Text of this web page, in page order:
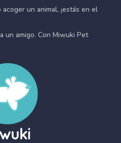
un animal, ¡estás en el
un amigo. Con Miwuki Pet